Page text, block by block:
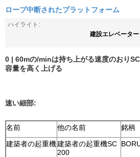
ロープ中断されたプラットフォーム
ハイライト:
建設エレベーター
0 | 60mの/minは持ち上がる速度のおり
容量を高く上げる
速い細部:
名前 他の名前 銘柄
建築者の起重機建築者の起重機SC
200